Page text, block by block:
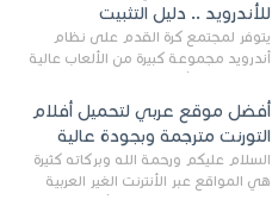
للأندرويد .. دليل التثبيت
يتوفر لمجتمع كرة القدم على نظام
أندرويد مجموعة كبيرة من الألعاب عالية
Sports FC 26 (المعروفة سابقًا باسم ...
أفضل موقع عربي لتحميل أفلام
التورنت مترجمة وبجودة عالية
السلام عليكم ورحمة الله وبركاته كثيرة
هي المواقع عبر الأنترنت الغير العربية